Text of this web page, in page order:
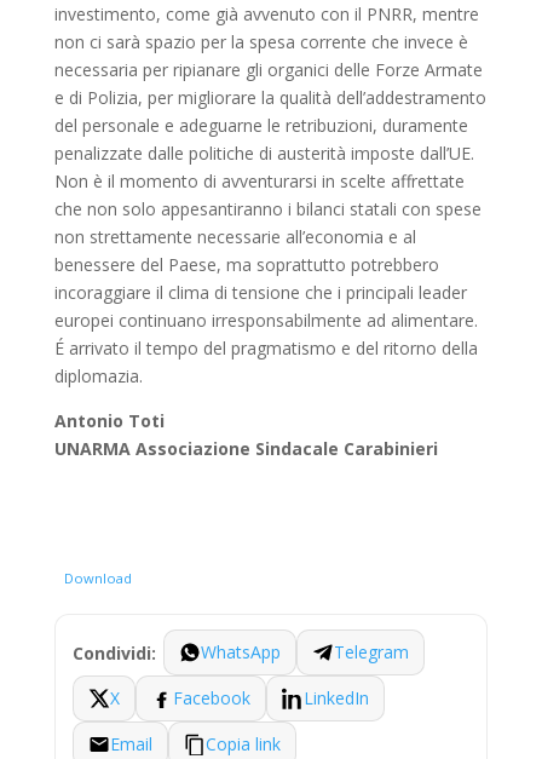
investimento, come già avvenuto con il PNRR, mentre
non ci sarà spazio per la spesa corrente che invece è
necessaria per ripianare gli organici delle Forze Armate
e di Polizia, per migliorare la qualità dell’addestramento
del personale e adeguarne le retribuzioni, duramente
penalizzate dalle politiche di austerità imposte dall’UE.
Non è il momento di avventurarsi in scelte affrettate
che non solo appesantiranno i bilanci statali con spese
non strettamente necessarie all’economia e al
benessere del Paese, ma soprattutto potrebbero
incoraggiare il clima di tensione che i principali leader
europei continuano irresponsabilmente ad alimentare.
É arrivato il tempo del pragmatismo e del ritorno della
diplomazia.
Antonio Toti
UNARMA Associazione Sindacale Carabinieri
Download
Condividi: WhatsApp
Telegram
X
Facebook
LinkedIn
Email
Copia link